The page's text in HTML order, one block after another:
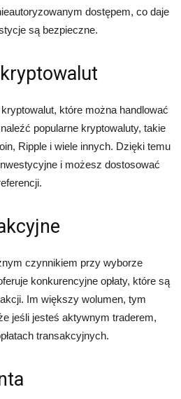
dostępem, co daje
są bezpieczne.
które można handlować
popularne kryptowaluty, takie
Ripple i wiele innych. Dzięki temu
i możesz dostosować
czynnikiem przy wyborze
konkurencyjne opłaty, które są
Im większy wolumen, tym
jeśli jesteś aktywnym traderem,
transakcyjnych.